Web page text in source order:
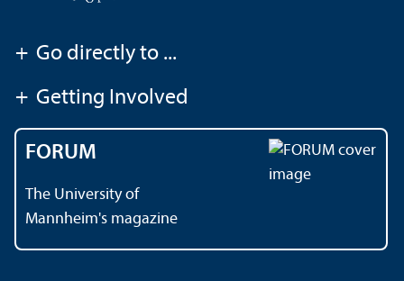
+ Go directly to ...
+ Getting Involved
FORUM
The University of
Mannheim's magazine